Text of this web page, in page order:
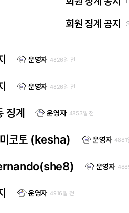
회원 징계 공지
운영자 4826일 전
운영자 4826일 전
징계 운영자 4853일 전
코토 (kesha) 운영자 4881
운영자
운영자 4916일 전